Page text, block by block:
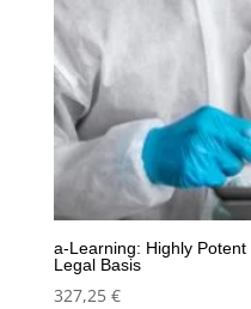
a-Learning: Highly
Legal Basis
327,25 €